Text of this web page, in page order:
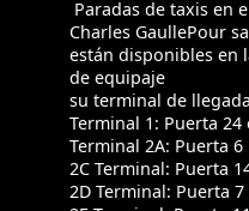
Paradas de taxis en
Charles GaullePour
están disponibles en
de equipaje
su terminal de
Terminal 1: Puerta
Terminal 2A: Puerta 6
2C Terminal: Puerta
2D Terminal: Puerta 7